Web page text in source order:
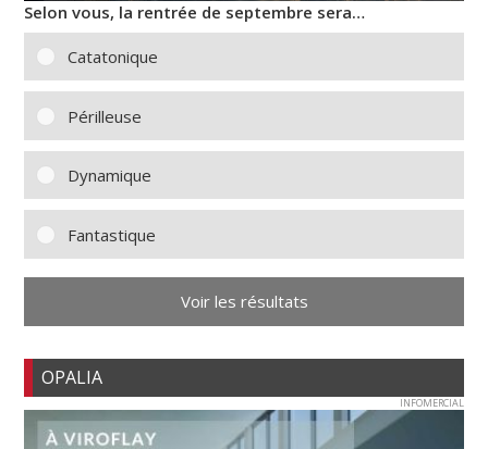
Selon vous, la rentrée de septembre sera…
Catatonique
Périlleuse
Dynamique
Fantastique
Voir les résultats
OPALIA
INFOMERCIAL